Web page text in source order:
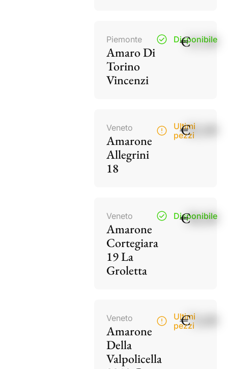
Piemonte
Amaro Di
Torino
Vincenzi
Disponibile
€15,50
Veneto
Amarone
Allegrini
18
Ultimi
pezzi
€82,00
Veneto
Amarone
Cortegiara
19 La
Groletta
Disponibile
€38,00
Veneto
Amarone
Della
Valpolicella
Ultimi
pezzi
€73,00